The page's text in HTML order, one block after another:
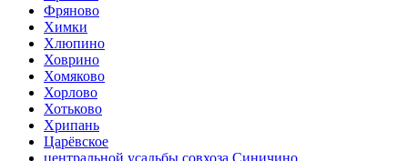
Фряново
Химки
Хлюпино
Ховрино
Хомяково
Хорлово
Хотьково
Хрипань
Царёвское